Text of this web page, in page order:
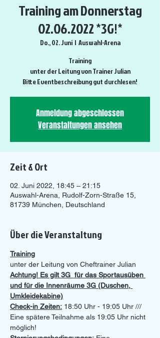
Training am Donnerstag
02.06.2022 *3G!*
Do., 02. Juni
  |
Auswahl-Arena
Training
unter der Leitung von Trainer Julian
Bitte Eventbeschreibung gut durchlesen!
Anmeldung abgeschlossen
Veranstaltungen ansehen
Zeit & Ort
02. Juni 2022, 18:45 – 21:15
Auswahl-Arena, Rudolf-Zorn-Straße 15,
81739 München, Deutschland
Über die Veranstaltung
Training
unter der Leitung von Cheftrainer Julian
Achtung! Es gilt 3G  für das Sportausüben
und für die Innenräume 3G (Duschen,
Umkleidekabine)
Check-in Zeiten: 18:50 Uhr - 19:05 Uhr ///
Eine spätere Teilnahme als 19:05 Uhr nicht
möglich!